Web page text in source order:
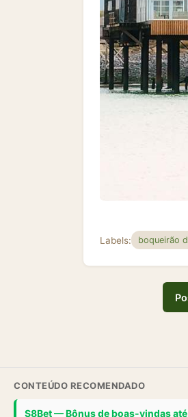
Labels: boqueirão
CONTEÚDO RECOMENDADO
S8Bet — Bônus de boas-vindas